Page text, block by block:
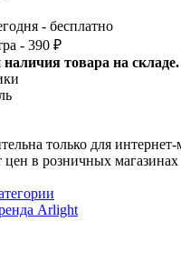
- бесплатно
- 390 ₽
товара на складе.
только для
цен в розничных магазинах
Arlight